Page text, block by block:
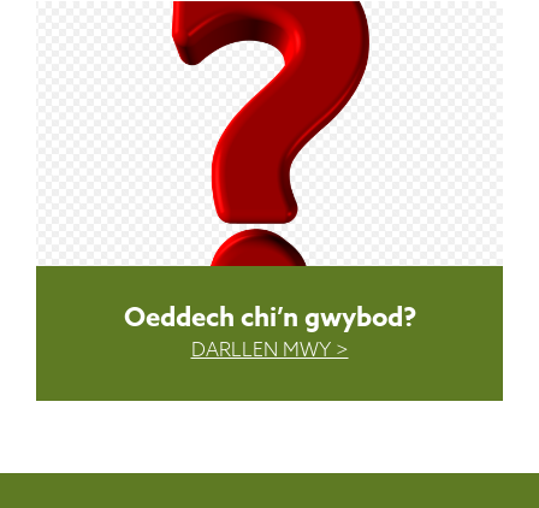
Oeddech chi’n gwybod?
DARLLEN MWY >